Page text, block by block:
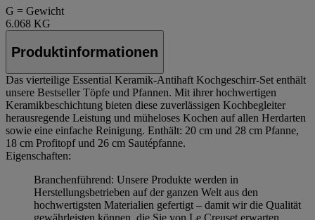
G = Gewicht
6.068 KG
Produktinformationen
Das vierteilige Essential Keramik-Antihaft Kochgeschirr-Set enthält
unsere Bestseller Töpfe und Pfannen. Mit ihrer hochwertigen
Keramikbeschichtung bieten diese zuverlässigen Kochbegleiter
herausregende Leistung und müheloses Kochen auf allen Herdarten
sowie eine einfache Reinigung. Enthält: 20 cm und 28 cm Pfanne,
18 cm Profitopf und 26 cm Sautépfanne.
Eigenschaften:
Branchenführend: Unsere Produkte werden in
Herstellungsbetrieben auf der ganzen Welt aus den
hochwertigsten Materialien gefertigt – damit wir die Qualität